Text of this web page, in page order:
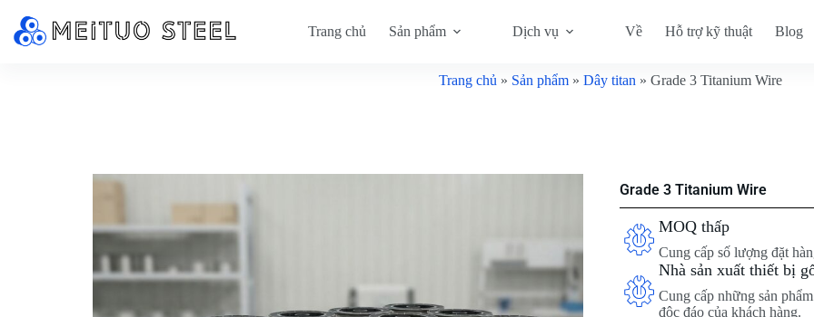
Trang chủ Sản phẩm Dịch vụ Về Hỗ trợ kỹ thuật Blog
Trang chủ » Sản phẩm » Dây titan » Grade 3 Titanium Wire
Grade 3 Titanium Wire
MOQ thấp
Cung cấp số lượng đặt
Nhà sản xuất thiết bị
Cung cấp những sản
độc đáo của khách hàng.